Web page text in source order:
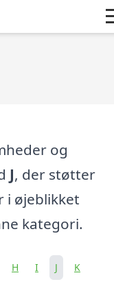
og
J, der støtter
i øjeblikket
kategori.
H I J
K